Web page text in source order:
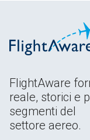
FlightAware
reale, storici e
segmenti del
settore aereo.